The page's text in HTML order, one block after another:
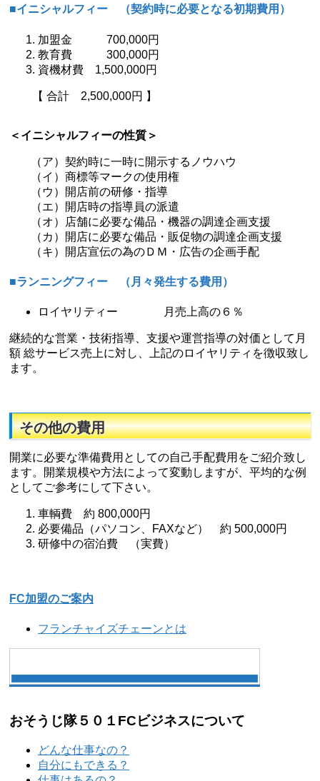
■イニシャルフィー （契約時に必要となる初期費用）
加盟金 700,000円
教育費 300,000円
資機材費 1,500,000円
【 合計 2,500,000円 】
＜イニシャルフィーの性質＞
（ア）契約時に一時に開示するノウハウ
（イ）商標等マークの使用権
（ウ）開店前の研修・指導
（エ）開店時の指導員の派遣
（オ）店舗に必要な備品・機器の調達企画支援
（カ）開店に必要な備品・販促物の調達企画支援
（キ）開店宣伝の為のＤＭ・広告の企画手配
■ランニングフィー （月々発生する費用）
ロイヤリティー 月売上高の６％
継続的な営業・技術指導、支援や運営指導の対価として月
額 総サービス売上に対し、上記のロイヤリティを徴収致し
ます。
その他の費用
開業に必要な準備費用としての自己手配費用をご紹介致し
ます。開業規模や方法によって変動しますが、平均的な例
としてご参考にして下さい。
車輌費 約 800,000円
必要備品（パソコン、FAXなど） 約 500,000円
研修中の宿泊費 （実費）
FC加盟のご案内
フランチャイズチェーンとは
おそうじ隊５０１FCビジネスについて
どんな仕事なの？
自分にもできる？